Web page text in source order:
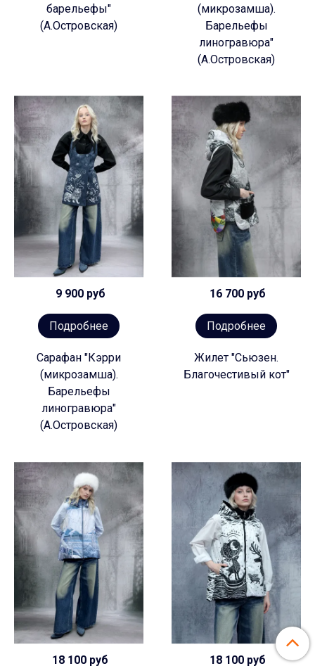
барельефы"
(А.Островская)
(микрозамша).
Барельефы
линогравюра"
(А.Островская)
9 900 руб
Подробнее
Сарафан "Кэрри
(микрозамша).
Барельефы
линогравюра"
(А.Островская)
16 700 руб
Подробнее
Жилет "Сьюзен.
Благочестивый кот"
18 100 руб 18 100 руб